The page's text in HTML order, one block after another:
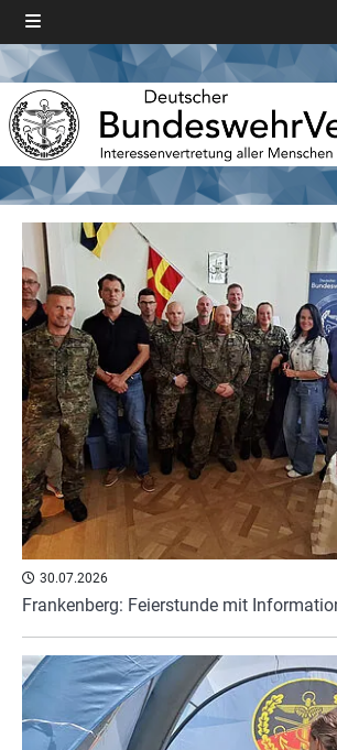
30.07.2026
Frankenberg: Feierstunde mit